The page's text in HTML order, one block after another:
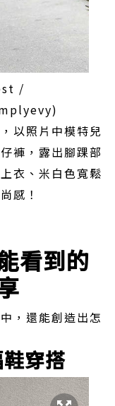
/
以照片中模特兒
褲，露出腳踝部
衣、米白色寬鬆
感！
看到的
，還能創造出怎
穿搭